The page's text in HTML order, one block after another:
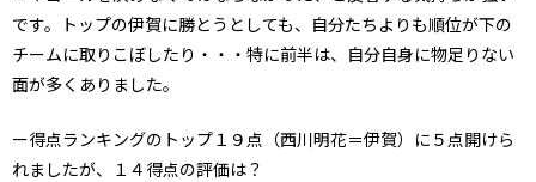
です。トップの伊賀に勝とうとしても、自分たちよりも順位が下の
チームに取りこぼしたり・・・特に前半は、自分自身に物足りない
面が多くありました。
ー得点ランキングのトップ１９点（西川明花＝伊賀）に５点開けら
れましたが、１４得点の評価は？